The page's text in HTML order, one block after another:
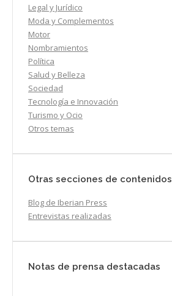
Legal y Jurídico
Moda y Complementos
Motor
Nombramientos
Política
Salud y Belleza
Sociedad
Tecnología e Innovación
Turismo y Ocio
Otros temas
Otras secciones de contenidos
Blog de Iberian Press
Entrevistas realizadas
Notas de prensa destacadas